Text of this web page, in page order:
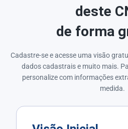
deste
de forma
Cadastre-se e acesse uma visão
dados cadastrais e muito mais.
personalize com informações
medida.